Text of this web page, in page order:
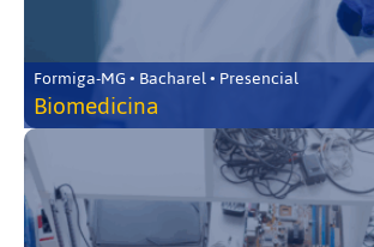
Formiga-MG • Bacharel • Presencial
Biomedicina